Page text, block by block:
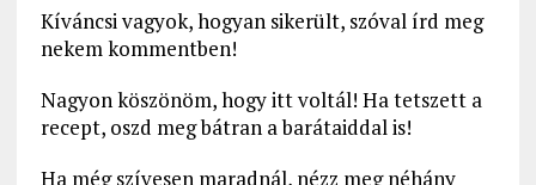
Kíváncsi vagyok, hogyan sikerült, szóval írd meg
nekem kommentben!
Nagyon köszönöm, hogy itt voltál! Ha tetszett a
recept, oszd meg bátran a barátaiddal is!
Ha még szívesen maradnál, nézz meg néhány